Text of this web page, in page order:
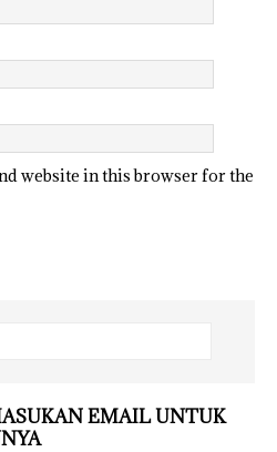
website in this browser for the
EMAIL UNTUK